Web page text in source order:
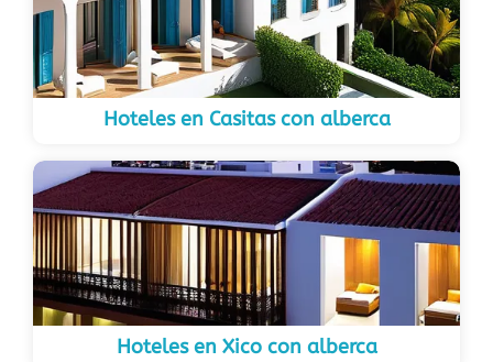
Hoteles en Casitas con alberca
Hoteles en Xico con alberca